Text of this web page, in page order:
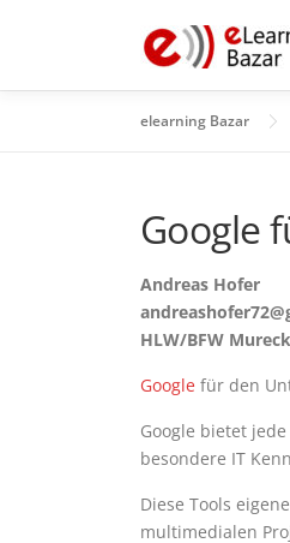
elearning Bazar
Google
Andreas Hofer
HLW/BFW
Google für den
Google bietet
besondere IT
Diese Tools
multimedialen